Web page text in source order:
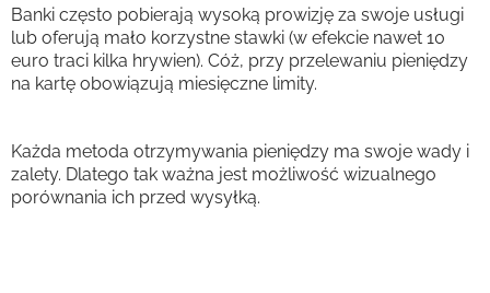
Banki często pobierają wysoką prowizję za swoje usługi
lub oferują mało korzystne stawki (w efekcie nawet 10
euro traci kilka hrywien). Cóż, przy przelewaniu pieniędzy
na kartę obowiązują miesięczne limity.
Każda metoda otrzymywania pieniędzy ma swoje wady i
zalety. Dlatego tak ważna jest możliwość wizualnego
porównania ich przed wysyłką.